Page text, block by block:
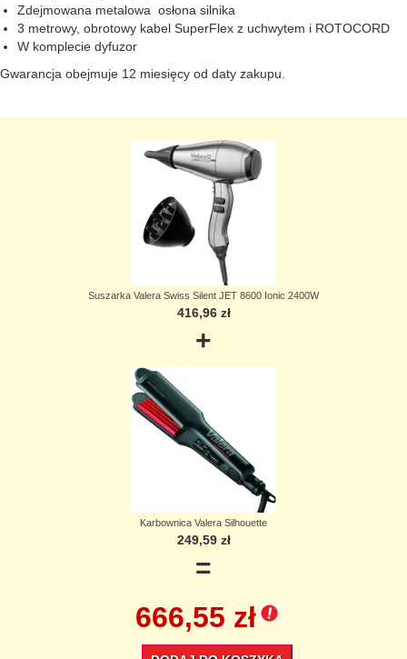
Zdejmowana metalowa osłona silnika
3 metrowy, obrotowy kabel SuperFlex z uchwytem i ROTOCORD
W komplecie dyfuzor
Gwarancja obejmuje 12 miesięcy od daty zakupu.
+
Suszarka Valera Swiss Silent JET 8600 Ionic 2400W
416,96 zł
=
Karbownica Valera Silhouette
249,59 zł
666,55 zł